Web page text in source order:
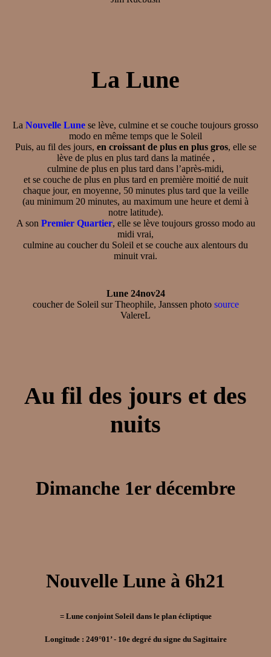
La Lune
La Nouvelle Lune se lève, culmine et se couche toujours grosso
modo en même temps que le Soleil
Puis, au fil des jours, en croissant de plus en plus gros, elle se
lève de plus en plus tard dans la matinée ,
culmine de plus en plus tard dans l’après-midi,
et se couche de plus en plus tard en première moitié de nuit
chaque jour, en moyenne, 50 minutes plus tard que la veille
(au minimum 20 minutes, au maximum une heure et demi à
notre latitude).
A son Premier Quartier, elle se lève toujours grosso modo au
midi vrai,
culmine au coucher du Soleil et se couche aux alentours du
minuit vrai.
Lune 24nov24
coucher de Soleil sur Theophile, Janssen photo source
ValereL
Au fil des jours et des
nuits
Dimanche 1er décembre
Nouvelle Lune à 6h21
= Lune conjoint Soleil dans le plan écliptique
Longitude : 249°01’ - 10e degré du signe du Sagittaire